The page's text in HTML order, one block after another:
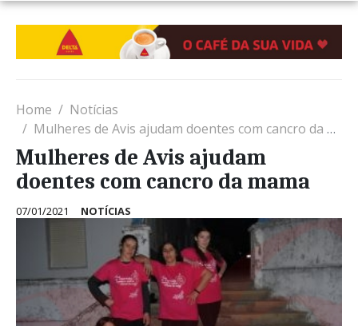
Home
Notícias
Mulheres de Avis ajudam doentes com cancro da mama
Mulheres de Avis ajudam
doentes com cancro da mama
07/01/2021 NOTÍCIAS